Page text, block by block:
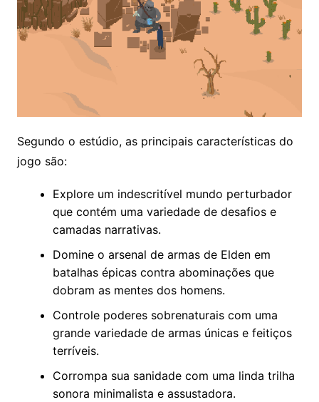
Segundo o estúdio, as principais características do
jogo são:
Explore um indescritível mundo perturbador
que contém uma variedade de desafios e
camadas narrativas.
Domine o arsenal de armas de Elden em
batalhas épicas contra abominações que
dobram as mentes dos homens.
Controle poderes sobrenaturais com uma
grande variedade de armas únicas e feitiços
terríveis.
Corrompa sua sanidade com uma linda trilha
sonora minimalista e assustadora.